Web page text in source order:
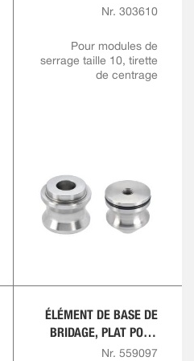
TIRETTE M8
Nr. 303610
Pour modules de
serrage taille 10, tirette
de centrage
ÉLÉMENT DE BASE DE
BRIDAGE, PLAT POUR
PLAQUE RAINURÉE EN
Nr. 559097